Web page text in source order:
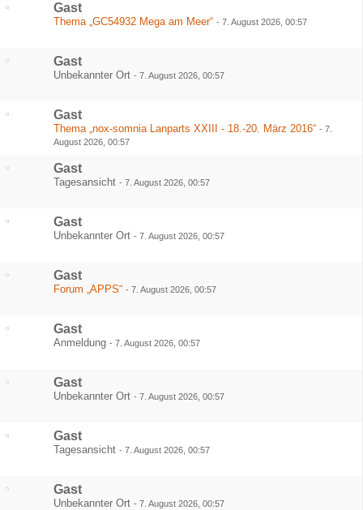
Gast
Thema „GC54932 Mega am Meer“ - 7. August 2026, 00:57
Gast
Unbekannter Ort - 7. August 2026, 00:57
Gast
Thema „nox-somnia Lanparts XXIII - 18.-20. März 2016“ - 7.
August 2026, 00:57
Gast
Tagesansicht - 7. August 2026, 00:57
Gast
Unbekannter Ort - 7. August 2026, 00:57
Gast
Forum „APPS“ - 7. August 2026, 00:57
Gast
Anmeldung - 7. August 2026, 00:57
Gast
Unbekannter Ort - 7. August 2026, 00:57
Gast
Tagesansicht - 7. August 2026, 00:57
Gast
Unbekannter Ort - 7. August 2026, 00:57